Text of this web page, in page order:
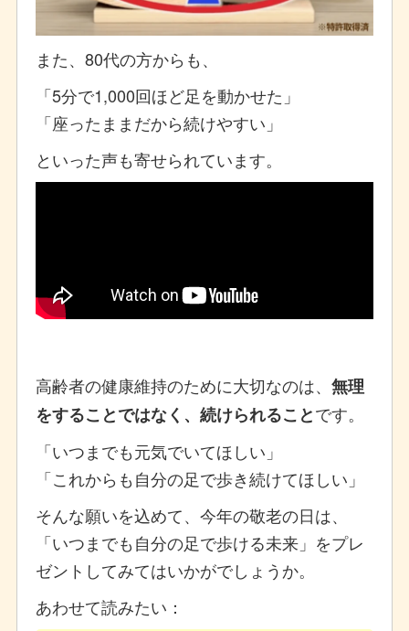
また、80代の方からも、
「5分で1,000回ほど足を動かせた」
「座ったままだから続けやすい」
といった声も寄せられています。
高齢者の健康維持のために大切なのは、 無理
をすることではなく、続けられることです。
「いつまでも元気でいてほしい」
「これからも自分の足で歩き続けてほしい」
そんな願いを込めて、今年の敬老の日は、
「いつまでも自分の足で歩ける未来」をプレ
ゼントしてみてはいかがでしょうか。
あわせて読みたい：